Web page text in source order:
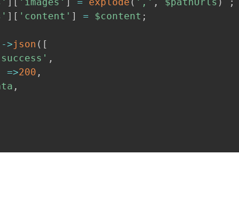
] [ 'content' ] = $content ;
->json ( [
,
=>200 ,
,